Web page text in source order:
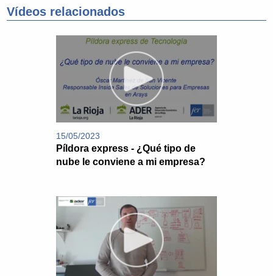
Vídeos relacionados
15/05/2023
Píldora express - ¿Qué tipo de
nube le conviene a mi empresa?